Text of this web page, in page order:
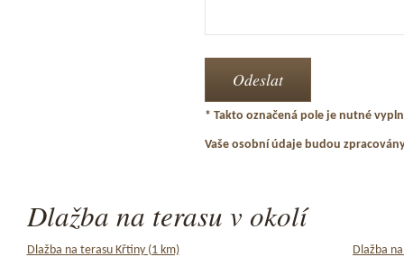
* Takto označená pole je nutné
Vaše osobní údaje budou
Dlažba na terasu v okolí
Dlažba na terasu Křtiny (1 km)
Dlažba